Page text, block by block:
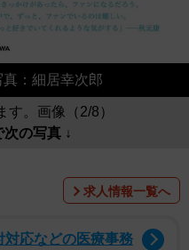
：細居幸次郎
す。画像（2/8）
次の写真 ↓
求人情報一覧へ
対応などの医療事務